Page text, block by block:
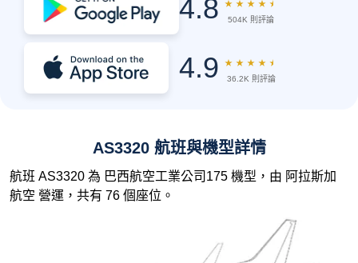
4.8 ★ ★ ★ ★ ★
504K 則評論
4.9 ★ ★ ★ ★ ★
36.2K 則評論
AS3320 航班與機型詳情
航班 AS3320 為 巴西航空工業公司175 機型，由 阿拉斯加
航空 營運，共有 76 個座位。